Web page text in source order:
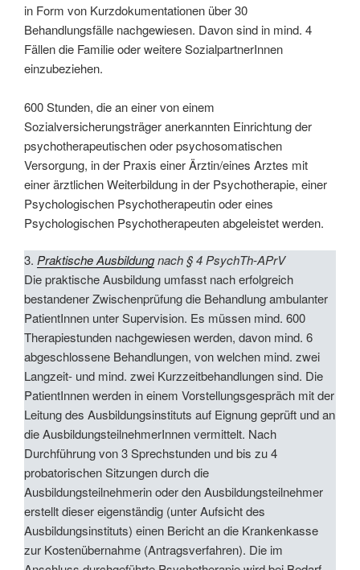
in Form von Kurzdokumentationen über 30
Behandlungsfälle nachgewiesen. Davon sind in mind. 4
Fällen die Familie oder weitere SozialpartnerInnen
einzubeziehen.
600 Stunden, die an einer von einem
Sozialversicherungsträger anerkannten Einrichtung der
psychotherapeutischen oder psychosomatischen
Versorgung, in der Praxis einer Ärztin/eines Arztes mit
einer ärztlichen Weiterbildung in der Psychotherapie, einer
Psychologischen Psychotherapeutin oder eines
Psychologischen Psychotherapeuten abgeleistet werden.
3. Praktische Ausbildungnach § 4 PsychTh-APrV
Die praktische Ausbildung umfasst nach erfolgreich
bestandener Zwischenprüfung die Behandlung ambulanter
PatientInnen unter Supervision. Es müssen mind. 600
Therapiestunden nachgewiesen werden, davon mind. 6
abgeschlossene Behandlungen, von welchen mind. zwei
Langzeit- und mind. zwei Kurzzeitbehandlungen sind. Die
PatientInnen werden in einem Vorstellungsgespräch mit der
Leitung des Ausbildungsinstituts auf Eignung geprüft und an
die AusbildungsteilnehmerInnen vermittelt. Nach
Durchführung von 3 Sprechstunden und bis zu 4
probatorischen Sitzungen durch die
Ausbildungsteilnehmerin oder den Ausbildungsteilnehmer
erstellt dieser eigenständig (unter Aufsicht des
Ausbildungsinstituts) einen Bericht an die Krankenkasse
zur Kostenübernahme (Antragsverfahren). Die im